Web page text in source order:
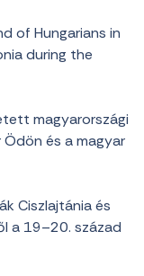
of Hungarians in
during the
magyarországi
és a magyar
Ciszlajtánia és
a 19–20. század